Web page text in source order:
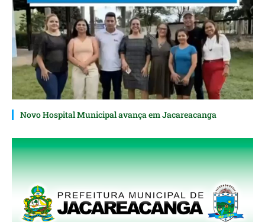
Novo Hospital Municipal avança em Jacareacanga